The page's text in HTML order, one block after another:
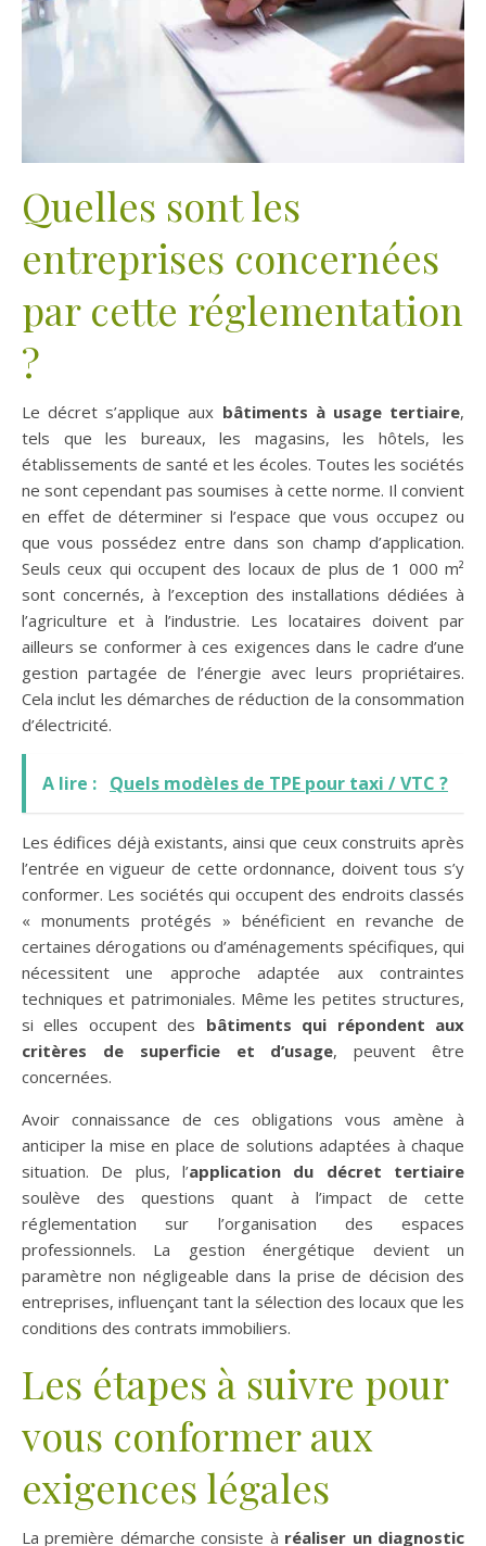
Quelles sont les
entreprises concernées
par cette réglementation
?
Le décret s’applique aux bâtiments à usage tertiaire,
tels que les bureaux, les magasins, les hôtels, les
établissements de santé et les écoles. Toutes les sociétés
ne sont cependant pas soumises à cette norme. Il convient
en effet de déterminer si l’espace que vous occupez ou
que vous possédez entre dans son champ d’application.
Seuls ceux qui occupent des locaux de plus de 1 000 m²
sont concernés, à l’exception des installations dédiées à
l’agriculture et à l’industrie. Les locataires doivent par
ailleurs se conformer à ces exigences dans le cadre d’une
gestion partagée de l’énergie avec leurs propriétaires.
Cela inclut les démarches de réduction de la consommation
d’électricité.
A lire : Quels modèles de TPE pour taxi / VTC ?
Les édifices déjà existants, ainsi que ceux construits après
l’entrée en vigueur de cette ordonnance, doivent tous s’y
conformer. Les sociétés qui occupent des endroits classés
« monuments protégés » bénéficient en revanche de
certaines dérogations ou d’aménagements spécifiques, qui
nécessitent une approche adaptée aux contraintes
techniques et patrimoniales. Même les petites structures,
si elles occupent des bâtiments qui répondent aux
critères de superficie et d’usage, peuvent être
concernées.
Avoir connaissance de ces obligations vous amène à
anticiper la mise en place de solutions adaptées à chaque
situation. De plus, l’application du décret tertiaire
soulève des questions quant à l’impact de cette
réglementation sur l’organisation des espaces
professionnels. La gestion énergétique devient un
paramètre non négligeable dans la prise de décision des
entreprises, influençant tant la sélection des locaux que les
conditions des contrats immobiliers.
Les étapes à suivre pour
vous conformer aux
exigences légales
La première démarche consiste à réaliser un diagnostic